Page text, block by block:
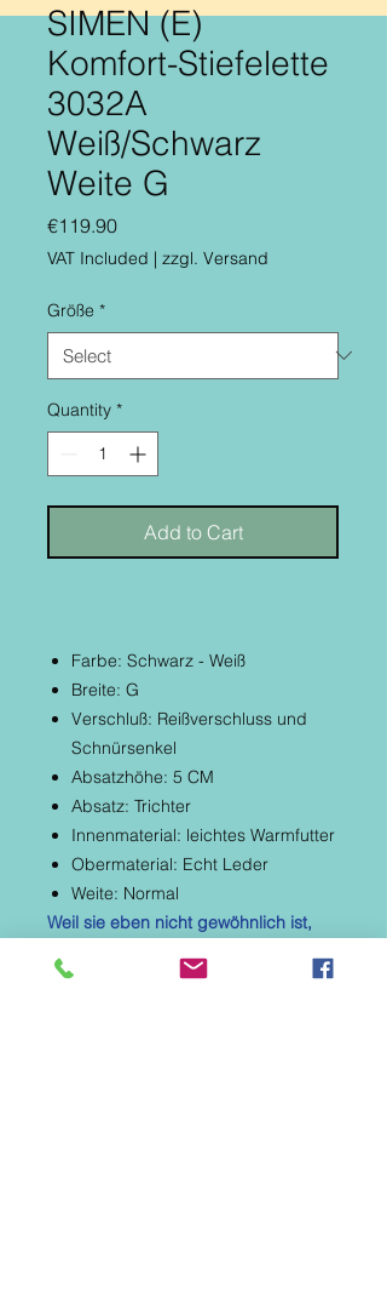
SIMEN (E)
Komfort-Stiefelette
3032A
Weiß/Schwarz
Weite G
€119.90Price
VAT Included | zzgl. Versand
Größe *
Quantity *
Add to Cart
Farbe: Schwarz - Weiß
Breite: G
Verschluß: Reißverschluss und
Schnürsenkel
Absatzhöhe: 5 CM
Absatz: Trichter
Innenmaterial: leichtes Warmfutter
Obermaterial: Echt Leder
Weite: Normal
Weil sie eben nicht gewöhnlich ist,
Schnürstiefelette in Schwarz und